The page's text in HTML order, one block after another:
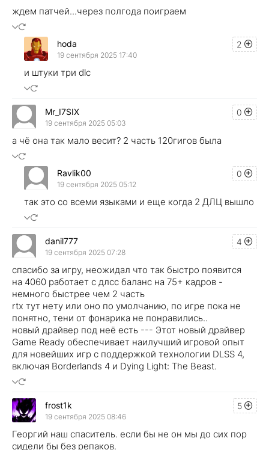
ждем патчей...через полгода поиграем
2
hoda
19 сентября 2025 17:40
и штуки три dlc
0
Mr_I7SIX
19 сентября 2025 05:03
а чё она так мало весит? 2 часть 120гигов была
0
Ravlik00
19 сентября 2025 05:12
так это со всеми языками и еще когда 2 ДЛЦ вышло
4
danil777
19 сентября 2025 07:28
спасибо за игру, неожидал что так быстро появится
на 4060 работает с длсс баланс на 75+ кадров -
немного быстрее чем 2 часть
rtx тут нету или оно по умолчанию, по игре пока не
понятно, тени от фонарика не понравились..
новый драйвер под неё есть --- Этот новый драйвер
Game Ready обеспечивает наилучший игровой опыт
для новейших игр с поддержкой технологии DLSS 4,
включая Borderlands 4 и Dying Light: The Beast.
5
frost1k
19 сентября 2025 08:46
Георгий наш спаситель. если бы не он мы до сих пор
сидели бы без репаков.